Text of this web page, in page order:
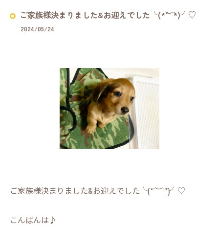
ご家族様決まりました&お迎えでした╰(*´︶`*)╯♡
2024/05/24
ご家族様決まりました&お迎えでした╰(*´︶`*)╯♡
こんばんは♪